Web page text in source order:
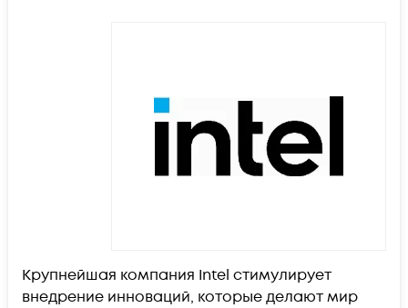
Крупнейшая компания Intel стимулирует
внедрение инноваций, которые делают мир